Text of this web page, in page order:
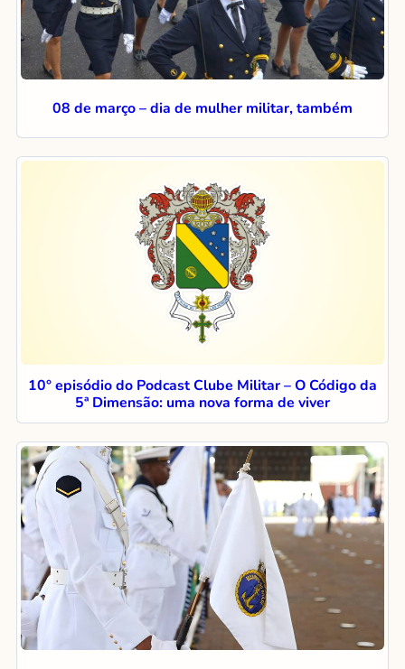
08 de março – dia de mulher militar, também
10° episódio do Podcast Clube Militar – O Código da
5ª Dimensão: uma nova forma de viver